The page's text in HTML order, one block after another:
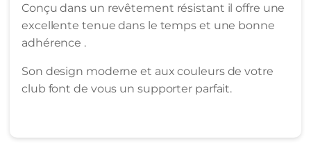
Conçu dans un revêtement résistant il offre une
excellente tenue dans le temps et une bonne
adhérence .
Son design moderne et aux couleurs de votre
club font de vous un supporter parfait.